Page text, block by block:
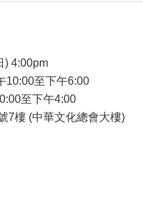
) 4:00pm
10:00至下午6:00
至下午4:00
7樓 (中華文化總會大樓)